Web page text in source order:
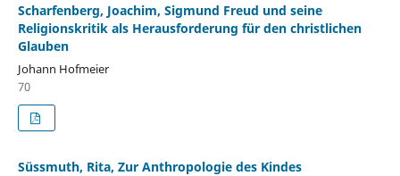
Scharfenberg, Joachim, Sigmund Freud und seine
Religionskritik als Herausforderung für den christlichen
Glauben
Johann Hofmeier
70
Süssmuth, Rita, Zur Anthropologie des Kindes